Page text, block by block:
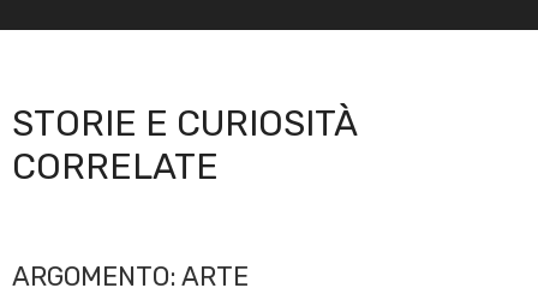
STORIE E CURIOSITÀ
CORRELATE
ARGOMENTO: ARTE